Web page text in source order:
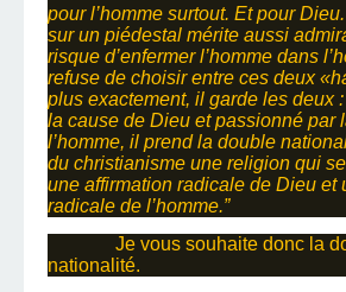
pour l’homme surtout. Et pour
sur un piédestal mérite aussi
risque d’enfermer l’homme dans
refuse de choisir entre ces deux
plus exactement, il garde les deux
la cause de Dieu et passionné par
l’homme, il prend la double
du christianisme une religion qui
une affirmation radicale de Dieu et
radicale de l’homme.”
Je vous souhaite donc la
nationalité.